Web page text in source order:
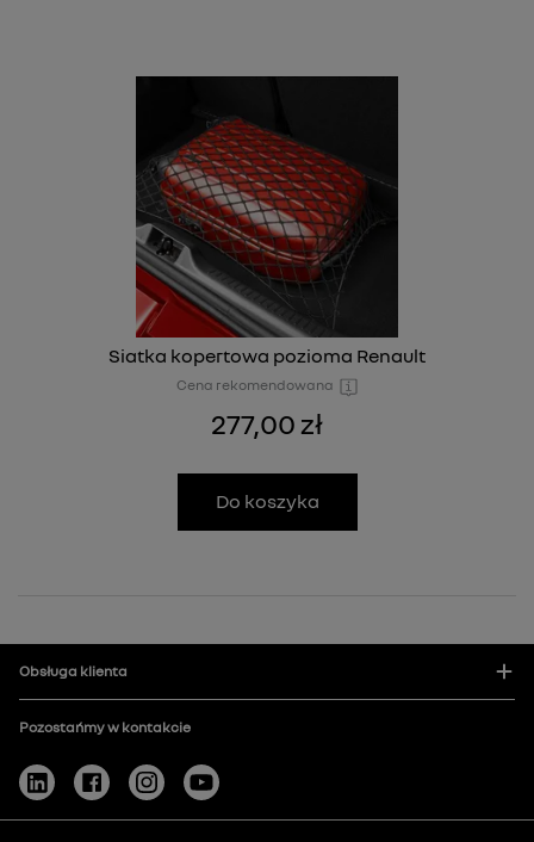
Siatka kopertowa pozioma Renault
Cena rekomendowana
277,00 zł
Do koszyka
Obsługa klienta
Pozostańmy w kontakcie